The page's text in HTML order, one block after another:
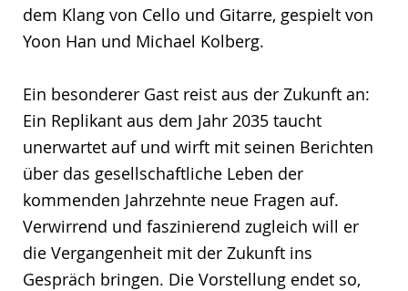
dem Klang von Cello und Gitarre, gespielt von
Yoon Han und Michael Kolberg.
Ein besonderer Gast reist aus der Zukunft an:
Ein Replikant aus dem Jahr 2035 taucht
unerwartet auf und wirft mit seinen Berichten
über das gesellschaftliche Leben der
kommenden Jahrzehnte neue Fragen auf.
Verwirrend und faszinierend zugleich will er
die Vergangenheit mit der Zukunft ins
Gespräch bringen. Die Vorstellung endet so,